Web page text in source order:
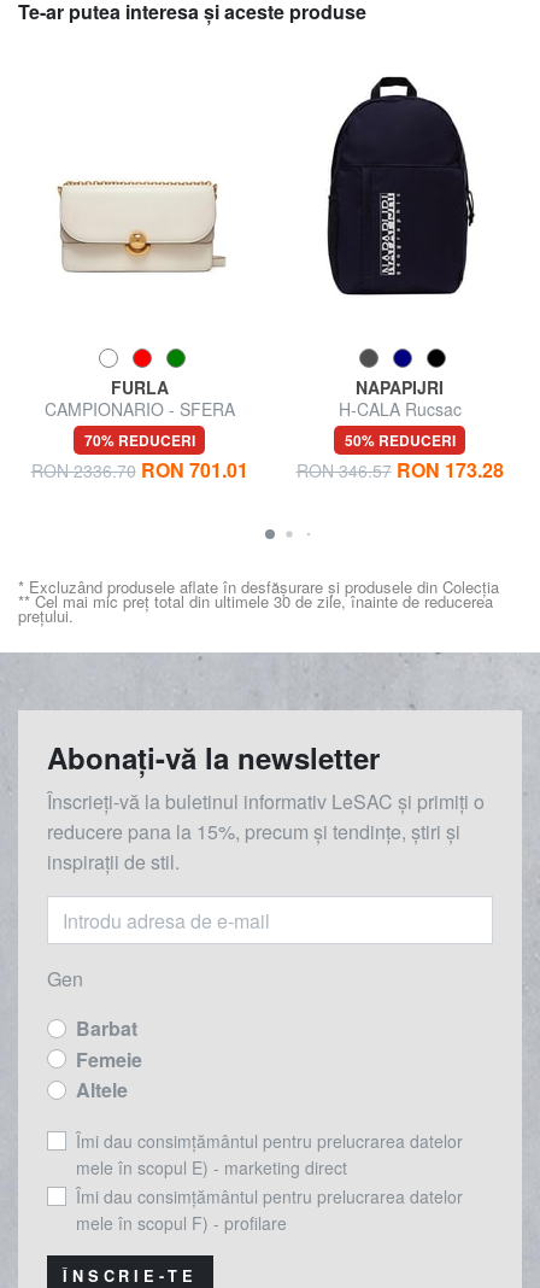
Te-ar putea interesa şi aceste produse
FURLA
CAMPIONARIO - SFERA
Geantă de umăr mini
70% REDUCERI
RON 2336.70 RON 701.01
NAPAPIJRI
H-CALA Rucsac
50% REDUCERI
RON 346.57 RON 173.28
* Excluzând produsele aflate în desfășurare și produsele din Colecția
** Cel mai mic preț total din ultimele 30 de zile, înainte de reducerea
prețului.
Abonați-vă la newsletter
Înscrieți-vă la buletinul informativ LeSAC și primiți o
reducere pana la 15%, precum și tendințe, știri și
inspirații de stil.
Gen
Barbat
Femeie
Altele
Îmi dau consimțământul pentru prelucrarea datelor
mele în scopul E) - marketing direct
Îmi dau consimțământul pentru prelucrarea datelor
mele în scopul F) - profilare
ÎNSCRIE-TE